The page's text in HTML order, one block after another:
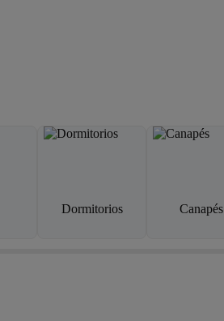
Dormitorios Canapés